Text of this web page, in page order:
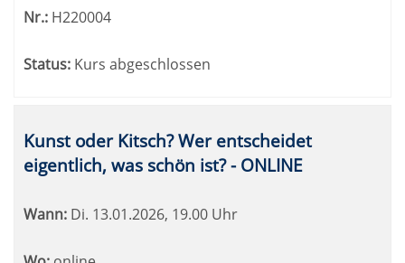
Nr.: H220004
Status: Kurs abgeschlossen
Kunst oder Kitsch? Wer entscheidet
eigentlich, was schön ist? - ONLINE
Wann: Di. 13.01.2026, 19.00 Uhr